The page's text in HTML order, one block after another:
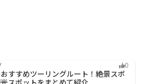
る「賢治の学校」があります。ここ
生涯や作品について学ぶことができる施
0
すすめツーリングルート！絶景スポ